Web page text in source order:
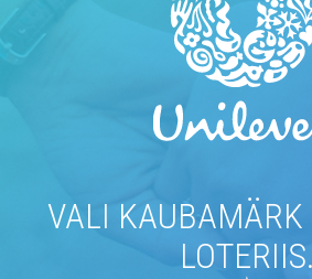
VALI KAUBAMÄRK
LOTERIIS.